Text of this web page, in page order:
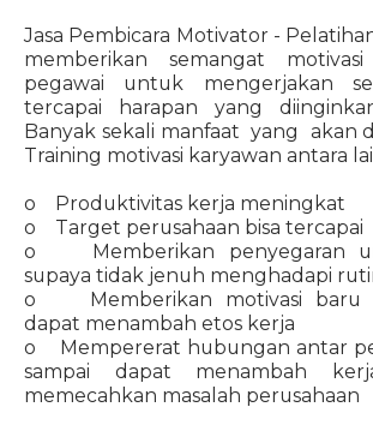
Jasa Pembicara Motivator -
memberikan semangat
pegawai untuk mengerjakan
tercapai harapan yang
Banyak sekali manfaat yang akan
Training motivasi karyawan antara
o Produktivitas kerja meningkat
o Target perusahaan bisa tercapai
o Memberikan penyegaran
supaya tidak jenuh menghadapi
o Memberikan motivasi baru
dapat menambah etos kerja
o Mempererat hubungan antar
sampai dapat menambah
memecahkan masalah perusahaan